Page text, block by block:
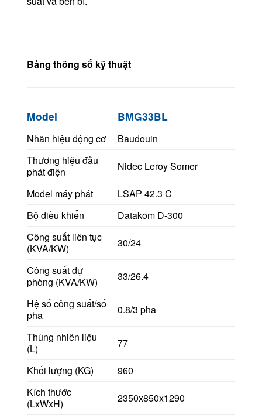
Bảng thông số kỹ thuật
Model BMG33BL
Nhãn hiệu động cơ
Baudouin
Thương hiệu đầu
phát điện
Nidec Leroy Somer
Model máy phát
LSAP 42.3 C
Bộ điều khiển
Datakom D-300
Công suất liên tục
(KVA/KW)
30/24
Công suất dự
phòng (KVA/KW)
33/26.4
Hệ số công suất/số
pha
0.8/3 pha
Thùng nhiên liệu
(L)
77
Khối lượng (KG)
960
Kích thước
(LxWxH)
2350x850x1290